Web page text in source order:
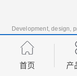
Development, design,
首页 产